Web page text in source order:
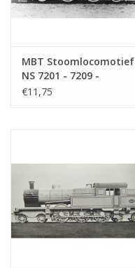
MBT Stoomlocomotief
NS 7201 - 7209 -
Bouwtekening Schaal 1
€11,75